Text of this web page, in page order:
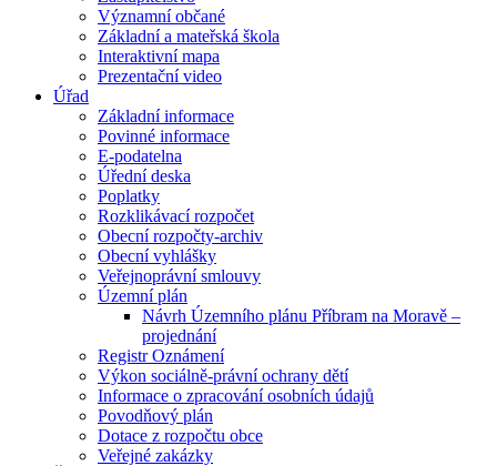
Významní občané
Základní a mateřská škola
Interaktivní mapa
Prezentační video
Úřad
Základní informace
Povinné informace
E-podatelna
Úřední deska
Poplatky
Rozklikávací rozpočet
Obecní rozpočty-archiv
Obecní vyhlášky
Veřejnoprávní smlouvy
Územní plán
Návrh Územního plánu Příbram na Moravě –
projednání
Registr Oznámení
Výkon sociálně-právní ochrany dětí
Informace o zpracování osobních údajů
Povodňový plán
Dotace z rozpočtu obce
Veřejné zakázky